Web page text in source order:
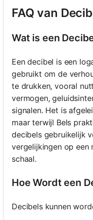
FAQ van
Wat is een
Een decibel is een
gebruikt om de
te drukken, vooral
vermogen,
signalen. Het is
maar terwijl Bels
decibels gebruikelijk
vergelijkingen op een
schaal.
Hoe Wordt een
Decibels kunnen